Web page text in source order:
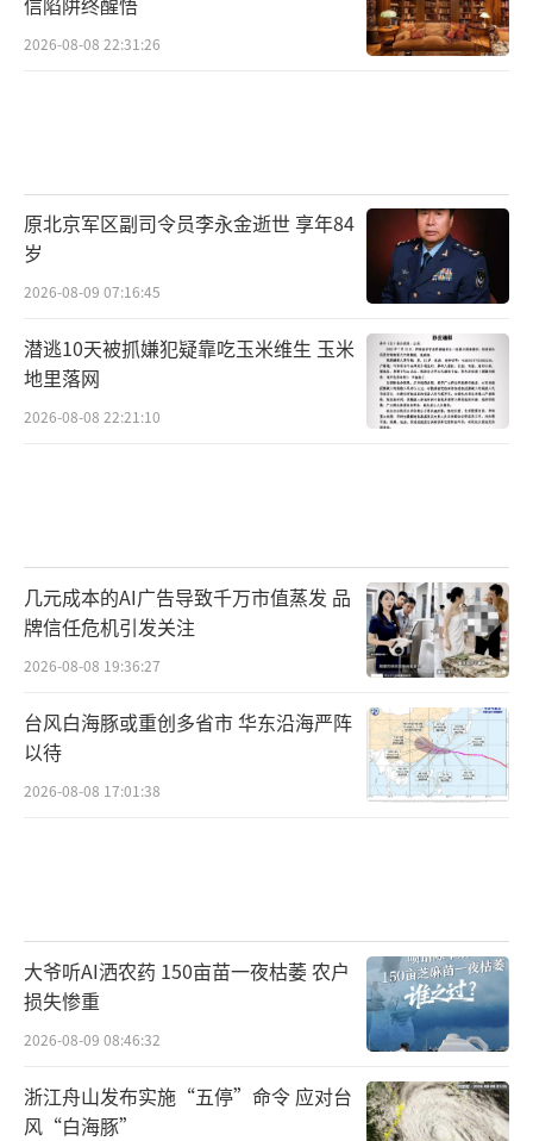
球产生了狂热的兴趣。
公司化运营，覆盖更多的体育门类。
如今，虎扑体育已成为中国最大的体育赛
事服务商，且在整合营销、电子商务、体育经
纪、海外资源拓展和自有IP培育等领域拥有较
为完整的布局，用户量超过1亿，其中90%以上
为男性。
与虎扑一样，“毒”APP起初也只是一个
交流社区，以球鞋鉴定为核心，致力于为用户
提供球鞋文化和潮流资讯。
随着用户规模不断扩大，“毒”APP升级
为球鞋电商平台，首创“先鉴定、再发货”的
区”名号，出售的商品逐渐拓展到服饰、箱
包、手表、美妆、3C数码、潮玩等领域。
目前，得物已成为全球领先的潮流电商平
台，估值达到690亿元，位列《2023年胡润全
球独角兽榜》第48名。
2026-08-08 22:31:26
原北京军区副司令员李永金逝世 享年84
岁
2026-08-09 07:16:45
潜逃10天被抓嫌犯疑靠吃玉米维生 玉米
地里落网
2026-08-08 22:21:10
几元成本的AI广告导致千万市值蒸发 品
牌信任危机引发关注
2026-08-08 19:36:27
台风白海豚或重创多省市 华东沿海严阵
以待
2026-08-08 17:01:38
大爷听AI洒农药 150亩苗一夜枯萎 农户
损失惨重
2026-08-09 08:46:32
浙江舟山发布实施“五停”命令 应对台
风“白海豚”